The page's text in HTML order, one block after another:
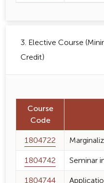
3. Elective Course
Credit)
Course
Code
1804722
1804742
Seminar
1804744